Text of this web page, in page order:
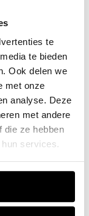
te
te bieden
Ook delen we
met onze
analyse. Deze
met andere
die ze hebben
services.
occurred while
for more